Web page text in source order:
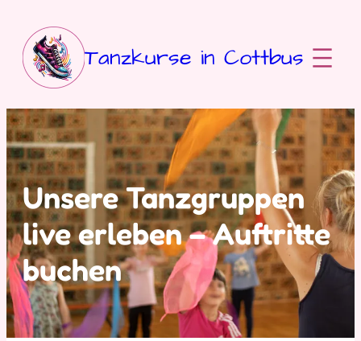
Inhalt
springen
Tanzkurse in Cottbus
Unsere Tanzgruppen
live erleben – Auftritte
buchen